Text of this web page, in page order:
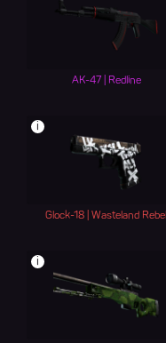
AK-47 | Redline
i
Glock-18 | Wasteland Rebel
i